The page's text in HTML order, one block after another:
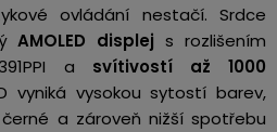
ovládání nestačí. Srdce
AMOLED displej s rozlišením
a svítivostí až 1000
vyniká vysokou sytostí barev,
a zároveň nižší spotřebu